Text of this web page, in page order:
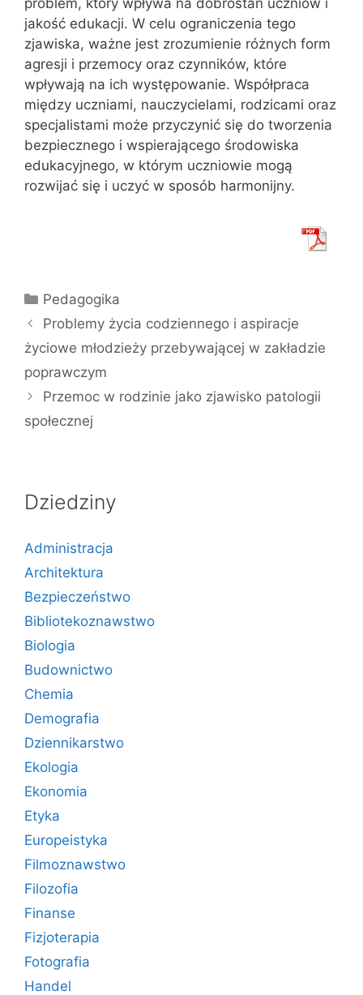
problem, który wpływa na dobrostan uczniów i
jakość edukacji. W celu ograniczenia tego
zjawiska, ważne jest zrozumienie różnych form
agresji i przemocy oraz czynników, które
wpływają na ich występowanie. Współpraca
między uczniami, nauczycielami, rodzicami oraz
specjalistami może przyczynić się do tworzenia
bezpiecznego i wspierającego środowiska
edukacyjnego, w którym uczniowie mogą
rozwijać się i uczyć w sposób harmonijny.
Kategorie
Pedagogika
Problemy życia codziennego i aspiracje
życiowe młodzieży przebywającej w zakładzie
poprawczym
Przemoc w rodzinie jako zjawisko patologii
społecznej
Dziedziny
Administracja
Architektura
Bezpieczeństwo
Bibliotekoznawstwo
Biologia
Budownictwo
Chemia
Demografia
Dziennikarstwo
Ekologia
Ekonomia
Etyka
Europeistyka
Filmoznawstwo
Filozofia
Finanse
Fizjoterapia
Fotografia
Handel